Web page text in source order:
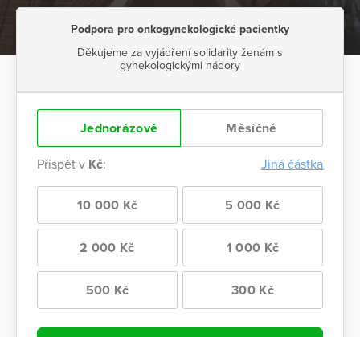
Podpora pro onkogynekologické pacientky
Děkujeme za vyjádření solidarity ženám s
gynekologickými nádory
Jednorázově Měsíčně
Přispět v Kč: Jiná částka
10 000 Kč 5 000 Kč
2 000 Kč 1 000 Kč
500 Kč 300 Kč